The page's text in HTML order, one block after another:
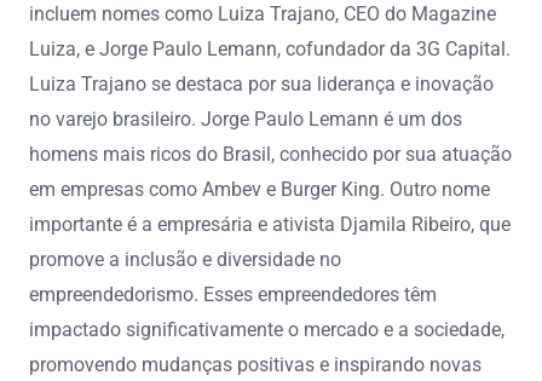
incluem nomes como Luiza Trajano, CEO do Magazine
Luiza, e Jorge Paulo Lemann, cofundador da 3G Capital.
Luiza Trajano se destaca por sua liderança e inovação
no varejo brasileiro. Jorge Paulo Lemann é um dos
homens mais ricos do Brasil, conhecido por sua atuação
em empresas como Ambev e Burger King. Outro nome
importante é a empresária e ativista Djamila Ribeiro, que
promove a inclusão e diversidade no
empreendedorismo. Esses empreendedores têm
impactado significativamente o mercado e a sociedade,
promovendo mudanças positivas e inspirando novas